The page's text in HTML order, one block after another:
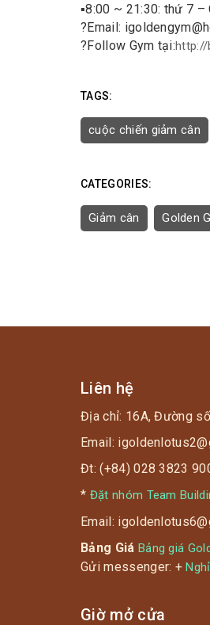
▪️8:00 ~ 21:30: thứ 7 –
?Email:
?Follow Gym tại:http://
TAGS:
cuộc chiến giảm cân
CATEGORIES:
Giảm cân Golden
Liên hệ
Địa chỉ: 16A, Đường
Email:
Đt: (+84) 028 3823
* Đặt nhóm Team
Email:
Bảng Giá Bảng giá
Gửi messenger: +
Giờ mở cửa